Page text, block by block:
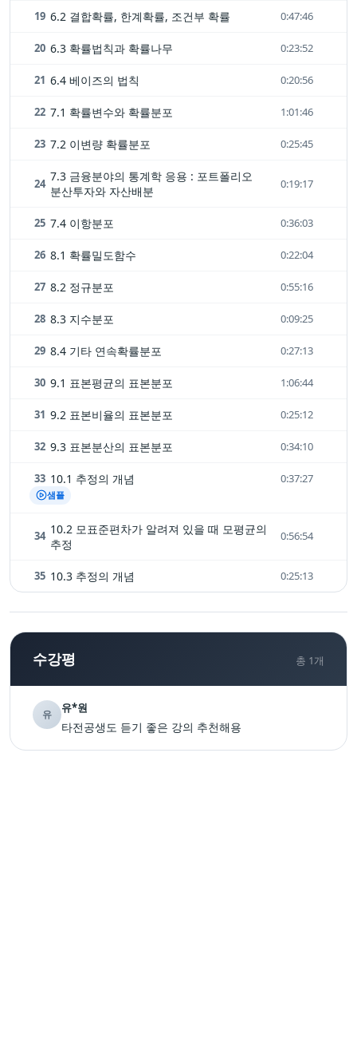
19 6.2 결합확률, 한계확률, 조건부 확률 0:47:46
20 6.3 확률법칙과 확률나무 0:23:52
21 6.4 베이즈의 법칙 0:20:56
22 7.1 확률변수와 확률분포 1:01:46
23 7.2 이변량 확률분포 0:25:45
24 7.3 금융분야의 통계학 응용 : 포트폴리오
분산투자와 자산배분
0:19:17
25 7.4 이항분포 0:36:03
26 8.1 확률밀도함수 0:22:04
27 8.2 정규분포 0:55:16
28 8.3 지수분포 0:09:25
29 8.4 기타 연속확률분포 0:27:13
30 9.1 표본평균의 표본분포 1:06:44
31 9.2 표본비율의 표본분포 0:25:12
32 9.3 표본분산의 표본분포 0:34:10
33 10.1 추정의 개념
샘플
0:37:27
34 10.2 모표준편차가 알려져 있을 때 모평균의
추정
0:56:54
35 10.3 추정의 개념 0:25:13
수강평 총 1개
유 유*원
타전공생도 듣기 좋은 강의 추천해용